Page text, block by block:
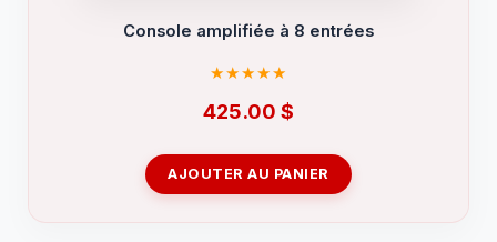
Console amplifiée à 8 entrées
425.00 $
AJOUTER AU PANIER